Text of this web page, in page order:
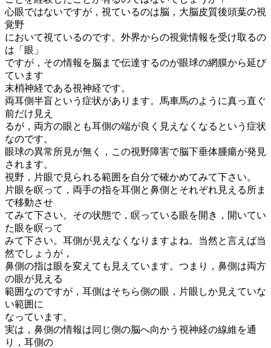
心眼ではないですが，視ているのは脳，大脳皮質後頭葉の視
覚野
において視ているのです。外界からの視覚情報を受け取るの
は「眼」
ですが，その情報を脳まで伝達するのが眼球の網膜から延び
ています
末梢神経である視神経です。
両耳側半盲という症状があります。馬車馬のように真っ直ぐ
前だけ見え
るが，両方の眼とも耳側の端が良く見えなくなるという症状
なのです。
眼球の異常所見が無く，この視野障害で脳下垂体腫瘍が発見
されます。
視野，片眼で見られる範囲を自分で確かめてみて下さい。
片眼を瞑って，両手の指を耳側と鼻側とそれぞれ見える所ま
で移動させ
てみて下さい。その状態で，瞑っている眼を開き，開いてい
た眼を瞑って
みて下さい。耳側が見えなくなりますよね。当然と言えば当
然でしょうが，
鼻側の指は眼を変えても見えています。つまり，鼻側は両方
の眼が見える
範囲なのですが，耳側はそちら側の眼，片眼しか見えていな
い範囲に
なっています。
実は，鼻側の情報は同じ側の脳へ向かう視神経の線維を通
り，耳側の